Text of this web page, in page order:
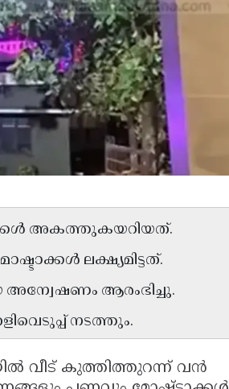
അകത്തുകയറിയത്.
ലക്ഷ്യമിട്ടത്.
ആരംഭിച്ചു.
നടത്തും.
വീട് കുത്തിത്തുറന്ന് വൻ